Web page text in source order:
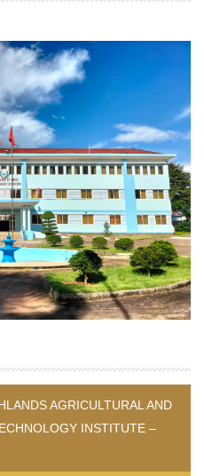
AGRICULTURAL AND
INSTITUTE –